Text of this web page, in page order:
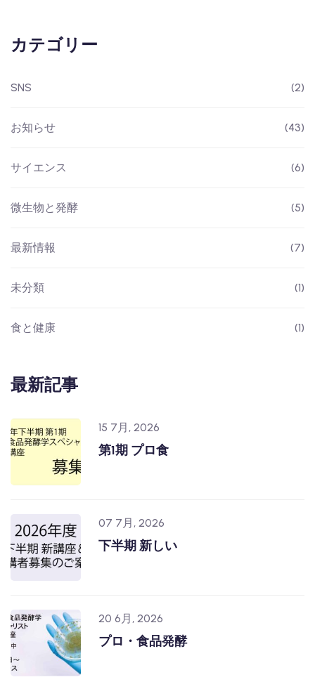
カテゴリー
SNS (2)
お知らせ (43)
サイエンス (6)
微生物と発酵 (5)
最新情報 (7)
未分類 (1)
食と健康 (1)
最新記事
15 7月, 2026
第1期 プロ食
07 7月, 2026
下半期 新しい
20 6月, 2026
プロ・食品発酵